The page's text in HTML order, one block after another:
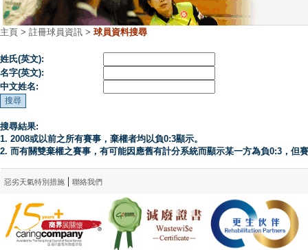
主頁 > 註冊球員資訊 > 球員資料搜尋
姓氏(英文):
名字(英文):
中文姓名:
搜尋結果:
1. 2008或以前之所有賽事，棄權者均以負0:3顯示。
2. 而有關雙棄權之賽事，有可能因應舊有計分系統而顯示某一方為負0:3，但